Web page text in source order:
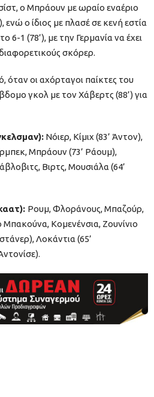
ο Μπράουν με ωραίο εναέριο
ενώ ο ίδιος με πλασέ σε κενή εστία
6-1 (78’), με την Γερμανία να έχει
σκόρερ.
όταν οι αχόρταγοι παίκτες του
γκολ με τον Χάβερτς (88’) για
Νόιερ, Κίμιχ (83’ Άντον),
Μπράουν (73’ Ράουμ),
Βιρτς, Μουσιάλα (64’
Ρουμ, Φλοράνους, Μπαζούρ,
Κομενένσια, Ζουνίνιο
Λοκάντια (65’